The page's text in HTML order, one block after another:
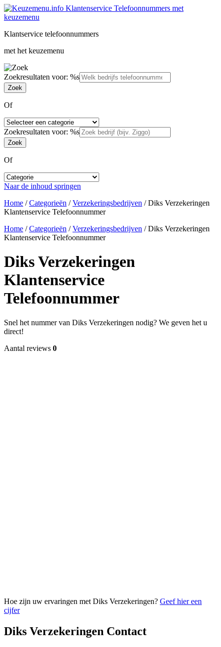
Klantservice telefoonnummers
met het keuzemenu
Zoekresultaten voor: %s
Of
Zoekresultaten voor: %s
Of
Naar de inhoud springen
Home /Categorieën /Verzekeringsbedrijven /Diks Verzekeringen
Klantenservice Telefoonnummer
Home /Categorieën /Verzekeringsbedrijven /Diks Verzekeringen
Klantenservice Telefoonnummer
Diks Verzekeringen
Klantenservice
Telefoonnummer
Snel het nummer van Diks Verzekeringen nodig? We geven het u
direct!
Aantal reviews 0
Hoe zijn uw ervaringen met Diks Verzekeringen? Geef hier een
cijfer
Diks Verzekeringen Contact